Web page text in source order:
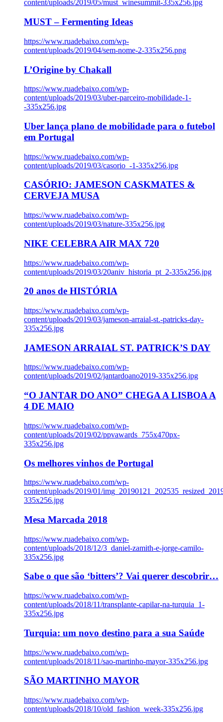
content/uploads/2019/05/must_winesummit-335x256.jpg
MUST – Fermenting Ideas
https://www.ruadebaixo.com/wp-
content/uploads/2019/04/sem-nome-2-335x256.png
L’Origine by Chakall
https://www.ruadebaixo.com/wp-
content/uploads/2019/03/uber-parceiro-mobilidade-1-
-335x256.jpg
Uber lança plano de mobilidade para o futebol
em Portugal
https://www.ruadebaixo.com/wp-
content/uploads/2019/03/casorio_-1-335x256.jpg
CASÓRIO: JAMESON CASKMATES &
CERVEJA MUSA
https://www.ruadebaixo.com/wp-
content/uploads/2019/03/nature-335x256.jpg
NIKE CELEBRA AIR MAX 720
https://www.ruadebaixo.com/wp-
content/uploads/2019/03/20aniv_historia_pt_2-335x256.jpg
20 anos de HISTÓRIA
https://www.ruadebaixo.com/wp-
content/uploads/2019/03/jameson-arraial-st.-patricks-day-
335x256.jpg
JAMESON ARRAIAL ST. PATRICK’S DAY
https://www.ruadebaixo.com/wp-
content/uploads/2019/02/jantardoano2019-335x256.jpg
“O JANTAR DO ANO” CHEGA A LISBOA A
4 DE MAIO
https://www.ruadebaixo.com/wp-
content/uploads/2019/02/ppvawards_755x470px-
335x256.jpg
Os melhores vinhos de Portugal
https://www.ruadebaixo.com/wp-
content/uploads/2019/01/
335x256.jpg
Mesa Marcada 2018
https://www.ruadebaixo.com/wp-
content/uploads/2018/12/3_daniel-zamith-e-jorge-camilo-
335x256.jpg
Sabe o que são ‘bitters’? Vai querer descobrir…
https://www.ruadebaixo.com/wp-
content/uploads/2018/11/transplante-capilar-na-turquia_1-
335x256.jpg
Turquia: um novo destino para a sua Saúde
https://www.ruadebaixo.com/wp-
content/uploads/2018/11/sao-martinho-mayor-335x256.jpg
SÃO MARTINHO MAYOR
https://www.ruadebaixo.com/wp-
content/uploads/2018/10/old_fashion_week-335x256.jpg